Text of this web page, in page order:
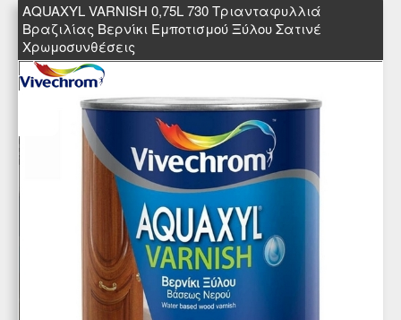
AQUAXYL VARNISH 0,75L 730 Τριανταφυλλιά
Βραζιλίας Βερνίκι Εμποτισμού Ξύλου Σατινέ
Χρωμοσυνθέσεις